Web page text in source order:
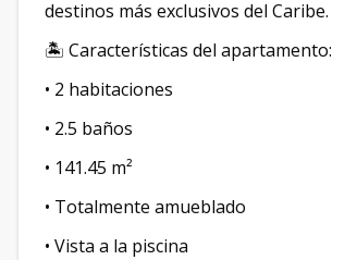
destinos más exclusivos del Caribe.
🏝 Características del apartamento:
•⁠ ⁠2 habitaciones
•⁠ ⁠2.5 baños
•⁠ ⁠141.45 m²
•⁠ ⁠Totalmente amueblado
•⁠ ⁠Vista a la piscina